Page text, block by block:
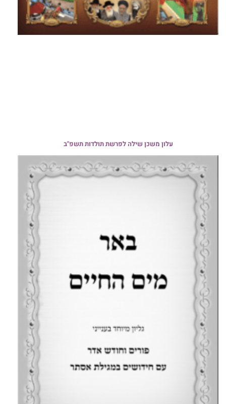
עלון משכן שילה לפרשת תולדות תשפ"ב